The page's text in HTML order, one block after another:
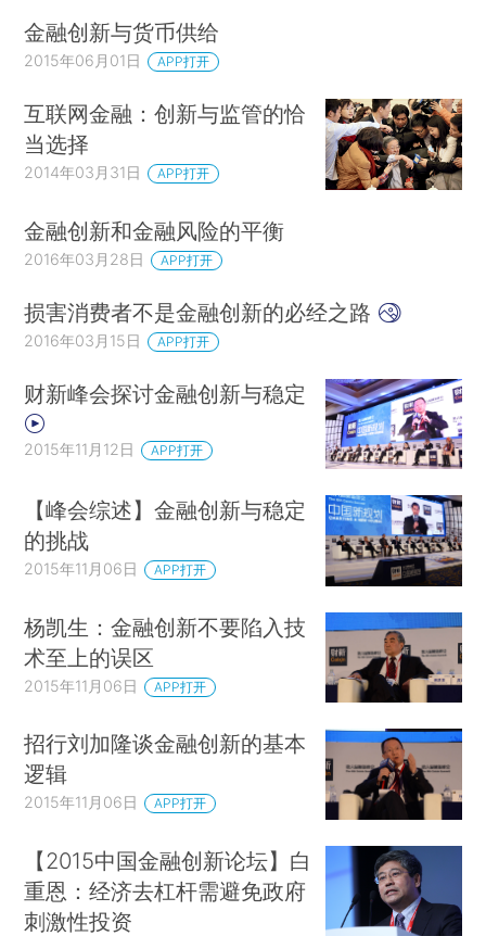
金融创新与货币供给
2015年06月01日 APP打开
互联网金融：创新与监管的恰
当选择
2014年03月31日 APP打开
金融创新和金融风险的平衡
2016年03月28日 APP打开
损害消费者不是金融创新的必经之路
2016年03月15日 APP打开
财新峰会探讨金融创新与稳定
2015年11月12日 APP打开
【峰会综述】金融创新与稳定
的挑战
2015年11月06日 APP打开
杨凯生：金融创新不要陷入技
术至上的误区
2015年11月06日 APP打开
招行刘加隆谈金融创新的基本
逻辑
2015年11月06日 APP打开
【2015中国金融创新论坛】白
重恩：经济去杠杆需避免政府
刺激性投资